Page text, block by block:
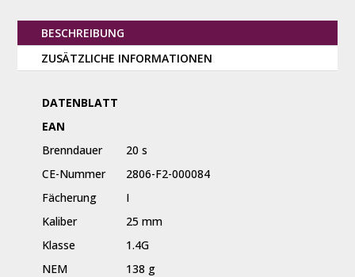
BESCHREIBUNG
ZUSÄTZLICHE INFORMATIONEN
DATENBLATT
EAN
Brenndauer
20 s
CE-Nummer
2806-F2-000084
Fächerung
I
Kaliber
25 mm
Klasse
1.4G
NEM
138 g